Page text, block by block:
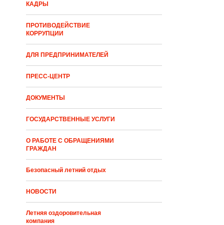
КАДРЫ
ПРОТИВОДЕЙСТВИЕ
КОРРУПЦИИ
ДЛЯ ПРЕДПРИНИМАТЕЛЕЙ
ПРЕСС-ЦЕНТР
ДОКУМЕНТЫ
ГОСУДАРСТВЕННЫЕ УСЛУГИ
О РАБОТЕ С ОБРАЩЕНИЯМИ
ГРАЖДАН
Безопасный летний отдых
НОВОСТИ
Летняя оздоровительная
компания